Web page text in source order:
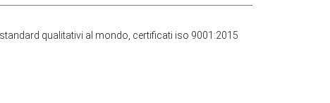
qualitativi al mondo, certificati iso 9001:2015